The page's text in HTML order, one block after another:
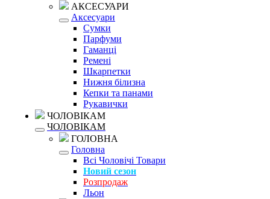
АКСЕСУАРИ
Аксесуари
Сумки
Парфуми
Гаманці
Ремені
Шкарпетки
Нижня білизна
Кепки та панами
Рукавички
ЧОЛОВІКАМ
ЧОЛОВІКАМ
ГОЛОВНА
Головна
Всі Чоловічі Товари
Новий сезон
Розпродаж
Льон